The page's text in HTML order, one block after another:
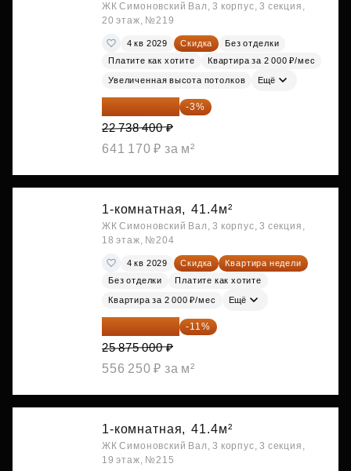
ЖК Симоновский Вал, 3 корпус, 3 секция,
20 этаж, №219
4 кв 2029 Скидка
Без отделки
Платите как хотите
Квартира за 2 000 ₽/мес
Увеличенная высота потолков Ещё
22 056 248 ₽ -3%
22 738 400 ₽
641 170 ₽ за м²
1-комнатная, 41.4м²
ЖК Симоновский Вал, 3 корпус, 3 секция,
18 этаж, №204
4 кв 2029 Скидка
Квартира недели
Без отделки
Платите как хотите
Квартира за 2 000 ₽/мес Ещё
23 028 750 ₽ -11%
25 875 000 ₽
556 250 ₽ за м²
1-комнатная, 41.4м²
ЖК Симоновский Вал, 3 корпус, 3 секция,
19 этаж, №215